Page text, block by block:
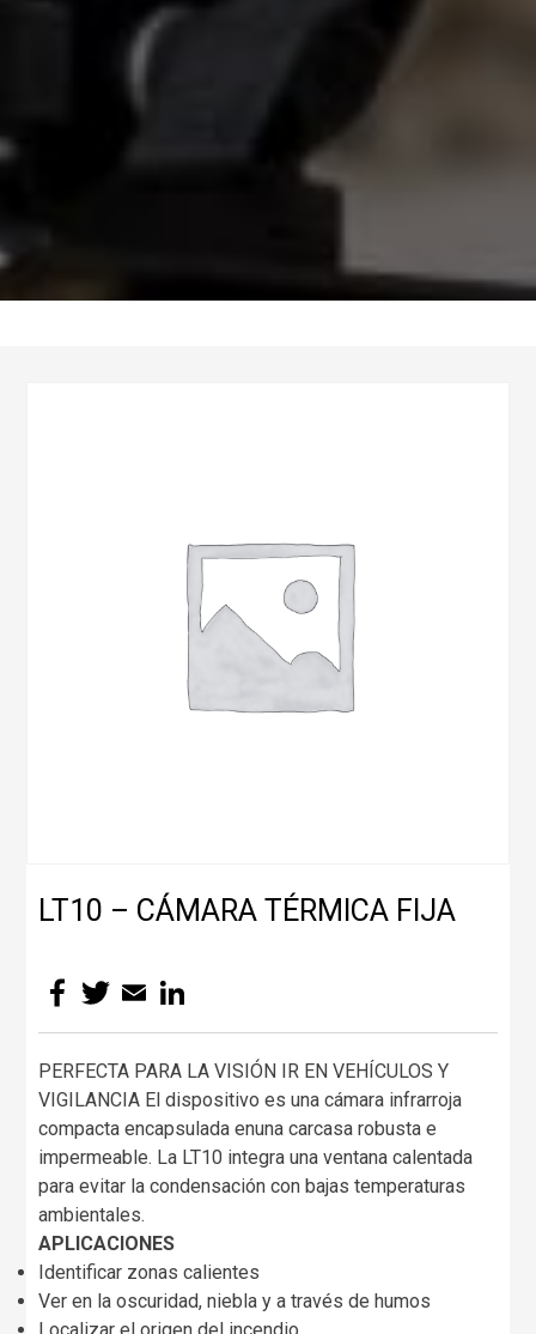
LT10 – CÁMARA TÉRMICA FIJA
Facebook
Twitter
Email
PERFECTA PARA LA VISIÓN IR EN VEHÍCULOS Y
VIGILANCIA El dispositivo es una cámara infrarroja
compacta encapsulada enuna carcasa robusta e
impermeable. La LT10 integra una ventana calentada
para evitar la condensación con bajas temperaturas
ambientales.
APLICACIONES
Identificar zonas calientes
Ver en la oscuridad, niebla y a través de humos